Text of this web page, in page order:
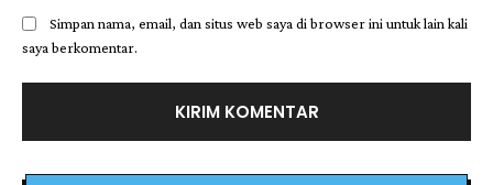
Simpan nama, email, dan situs web saya di browser ini untuk lain kali
saya berkomentar.